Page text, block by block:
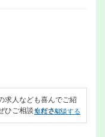
求人なども喜んでご紹
ひご相談ください。
無料で相談する